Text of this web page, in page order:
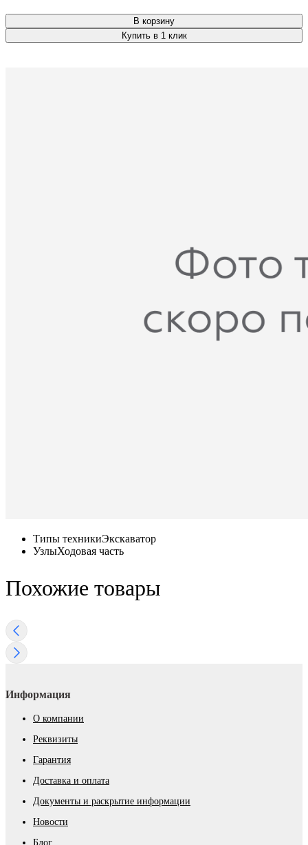
В корзину
Купить в 1 клик
Типы техникиЭкскаватор
УзлыХодовая часть
Похожие товары
Информация
О компании
Реквизиты
Гарантия
Доставка и оплата
Документы и раскрытие информации
Новости
Блог